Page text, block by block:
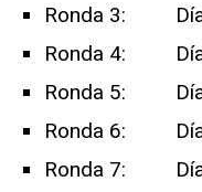
Ronda 3:
Ronda 4: Día
Ronda 5: Día
Ronda 6:
Ronda 7: